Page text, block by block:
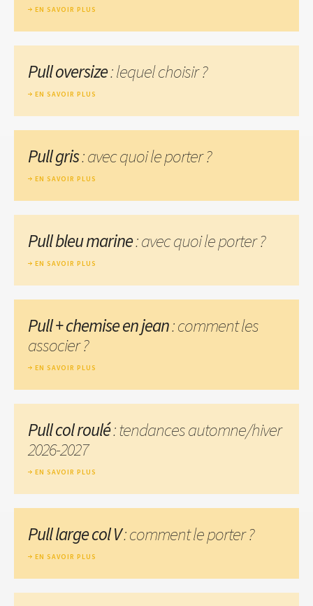
EN SAVOIR PLUS
Pull oversize: lequel choisir ?
EN SAVOIR PLUS
Pull gris: avec quoi le porter ?
EN SAVOIR PLUS
Pull bleu marine: avec quoi le porter ?
EN SAVOIR PLUS
Pull + chemise en jean: comment les
associer ?
EN SAVOIR PLUS
Pull col roulé: tendances automne/hiver
2026-2027
EN SAVOIR PLUS
Pull large col V: comment le porter ?
EN SAVOIR PLUS